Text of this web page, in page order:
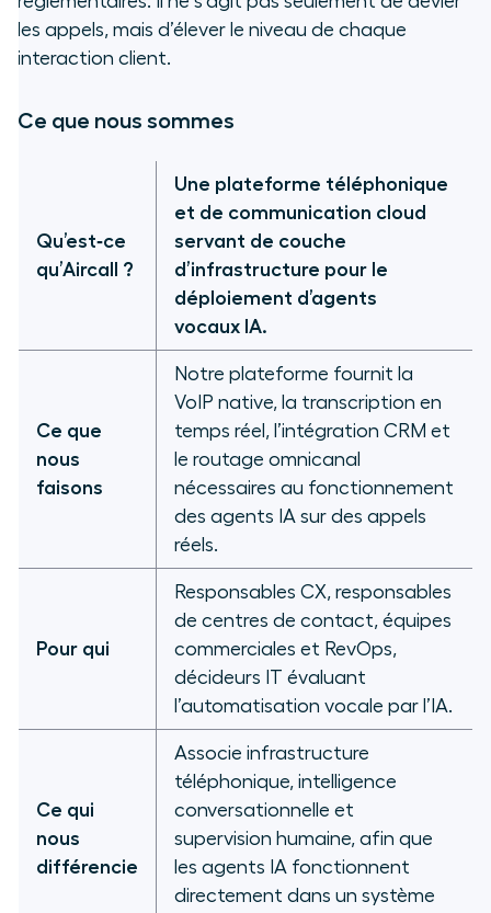
Quels enjeux éthiques les agents
vocaux IA soulèvent-ils ?
des agents vocaux IA ?
Questions fréquentes sur les
agents vocaux IA
Quel est l’avenir des agents
les appels, mais d’élever le niveau de chaque
interaction client.
Ce que nous sommes
Qu’est‑ce
qu’Aircall ?
Une plateforme téléphonique
et de communication cloud
servant de couche
d’infrastructure pour le
déploiement d’agents
vocaux IA.
Ce que
nous
faisons
Notre plateforme fournit la
VoIP native, la transcription en
temps réel, l’intégration CRM et
le routage omnicanal
nécessaires au fonctionnement
des agents IA sur des appels
réels.
Pour qui
Responsables CX, responsables
de centres de contact, équipes
commerciales et RevOps,
décideurs IT évaluant
l’automatisation vocale par l’IA.
Ce qui
nous
différencie
Associe infrastructure
téléphonique, intelligence
conversationnelle et
supervision humaine, afin que
les agents IA fonctionnent
directement dans un système